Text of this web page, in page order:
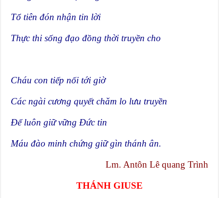
Tổ tiên đón nhận tin lời
Thực thi sống đạo đồng thời truyền cho
Cháu con tiếp nối tới giờ
Các ngài cương quyết chăm lo lưu truyền
Để luôn giữ vững Đức tin
Máu đào minh chứng giữ gìn thánh ân.
Lm. Antôn Lê quang Trình
THÁNH GIUSE